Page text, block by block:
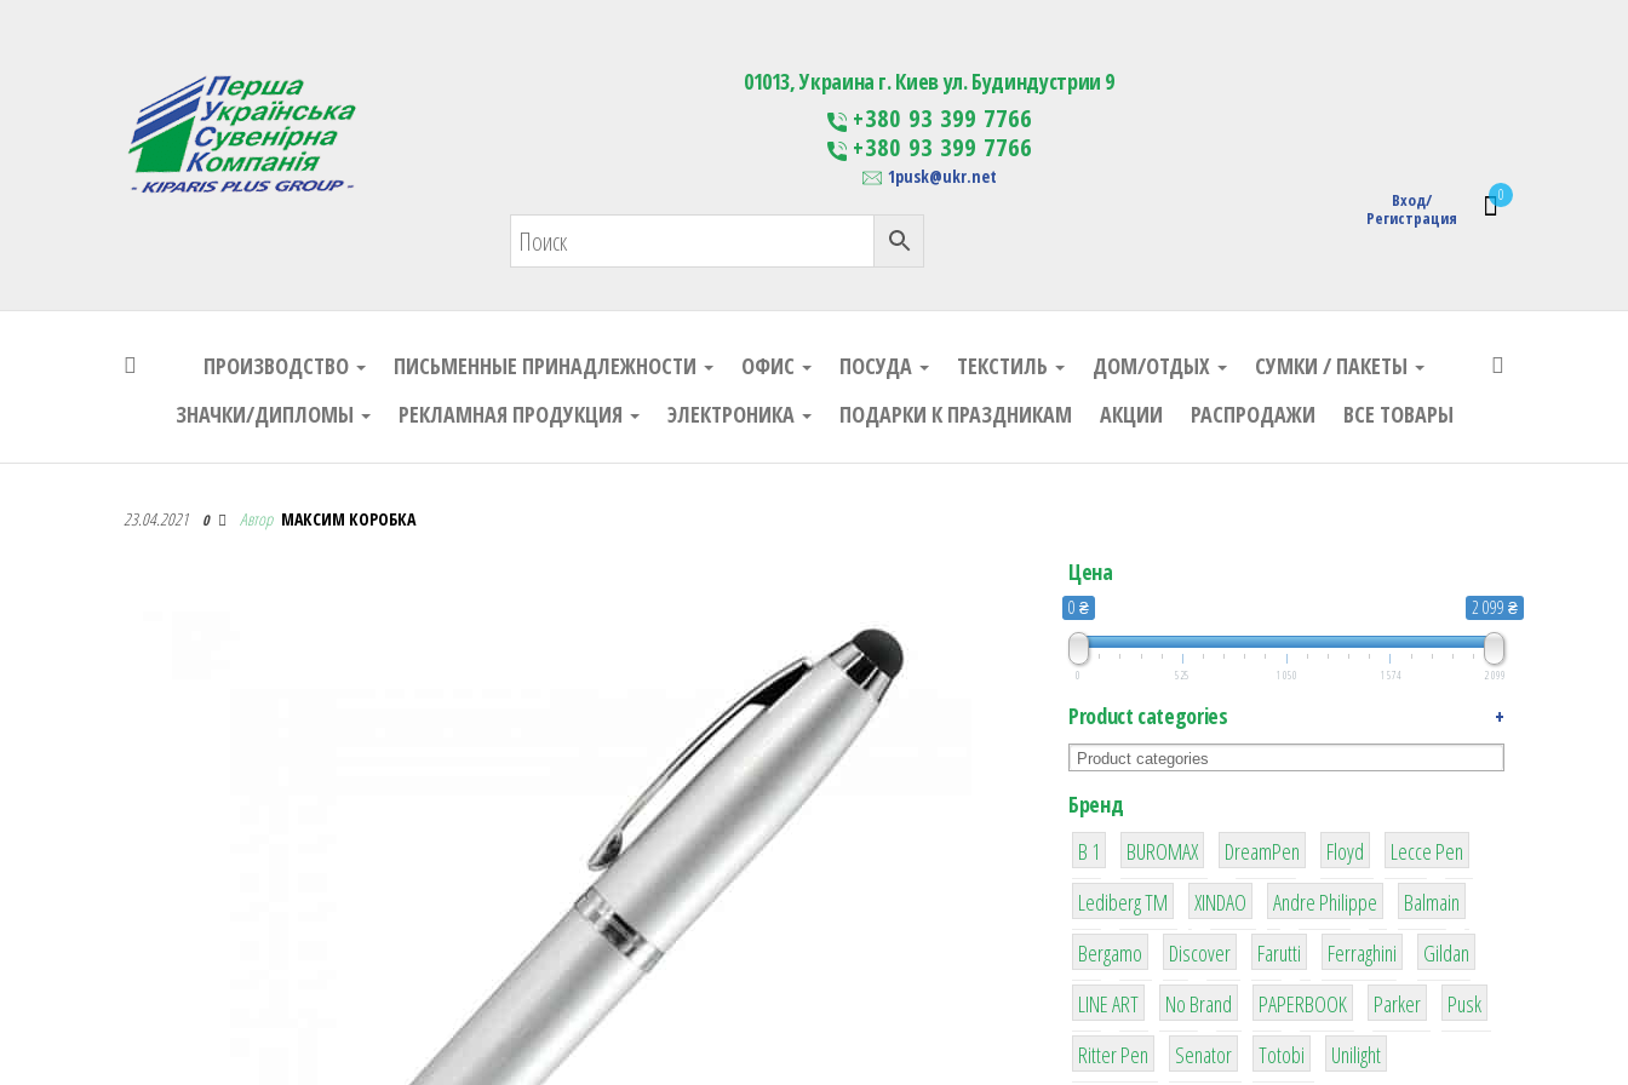
Первая Украинская Сувенирная Компания Изготовление сувенирной продукции с логотипом
0
Вход/
Регистрация
01013, Украина г. Киев ул. Будиндустрии 9
+380 93 399 7766
+380 93 399 7766
1pusk@ukr.net
ПРОИЗВОДСТВО ПИСЬМЕННЫЕ ПРИНАДЛЕЖНОСТИ ОФИС ПОСУДА ТЕКСТИЛЬ ДОМ/ОТДЫХ
СУМКИ / ПАКЕТЫ
ЗНАЧКИ/ДИПЛОМЫ
РЕКЛАМНАЯ ПРОДУКЦИЯ ЭЛЕКТРОНИКА ПОДАРКИ К ПРАЗДНИКАМ АКЦИИ РАСПРОДАЖИ ВСЕ ТОВАРЫ
Первая Украинская Сувенирная Компания
23.04.2021 0 Автор МАКСИМ КОРОБКА
Цена
0 ₴ 2 099 ₴
0 525 1 050 1 574 2 099
Product categories +
Бренд
B 1
1
BUROMAX
1
DreamPen
2
Floyd
2
Lecce Pen
3
Lediberg ТМ
3
XINDAO
1
Andre Philippe
4
Balmain
26
Bergamo
64
Discover
299
Farutti
4
Ferraghini
42
Gildan
4
LINE ART
90
No Brand
8
PAPERBOOK
6
Parker
2
Pusk
22
Ritter Pen
15
Senator
43
Totobi
1
Unilight